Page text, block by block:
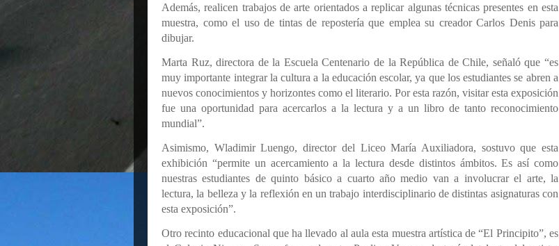
Además, realicen trabajos de arte orientados a replicar algunas técnicas presentes en esta
muestra, como el uso de tintas de repostería que emplea su creador Carlos Denis para
dibujar.
Marta Ruz, directora de la Escuela Centenario de la República de Chile, señaló que “es
muy importante integrar la cultura a la educación escolar, ya que los estudiantes se abren a
nuevos conocimientos y horizontes como el literario. Por esta razón, visitar esta exposición
fue una oportunidad para acercarlos a la lectura y a un libro de tanto reconocimiento
mundial”.
Asimismo, Wladimir Luengo, director del Liceo María Auxiliadora, sostuvo que esta
exhibición “permite un acercamiento a la lectura desde distintos ámbitos. Es así como
nuestras estudiantes de quinto básico a cuarto año medio van a involucrar el arte, la
lectura, la belleza y la reflexión en un trabajo interdisciplinario de distintas asignaturas con
esta exposición”.
Otro recinto educacional que ha llevado al aula esta muestra artística de “El Principito”, es